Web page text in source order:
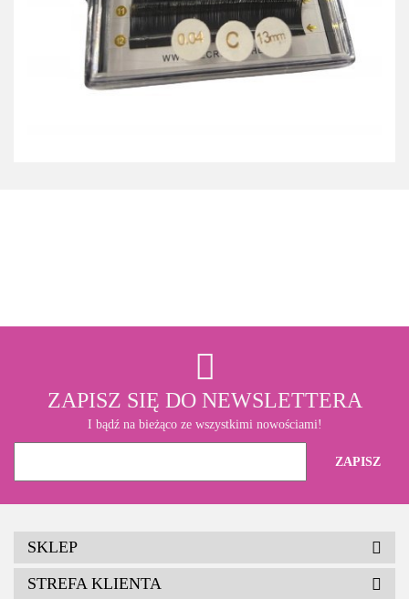
ZAPISZ SIĘ DO NEWSLETTERA
I bądź na bieżąco ze wszystkimi nowościami!
SKLEP
STREFA KLIENTA